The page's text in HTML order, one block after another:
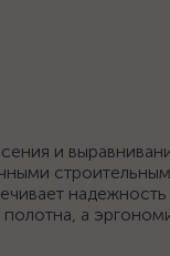
и
а